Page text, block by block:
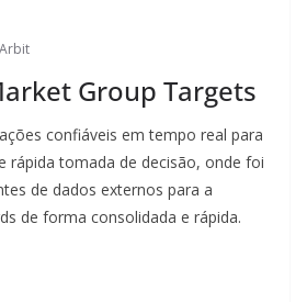
Arbit
Group Targets
confiáveis em tempo real para
rápida tomada de decisão, onde foi
de dados externos para a
de forma consolidada e rápida.